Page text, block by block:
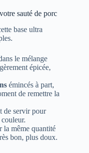
sauté de porc
base ultra
le mélange
épicée,
émincés à part,
de remettre la
de servir pour
la même quantité
bon, plus doux.